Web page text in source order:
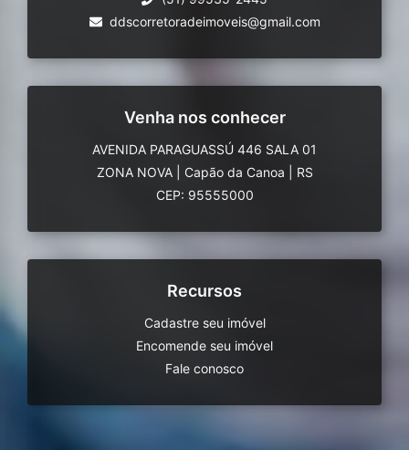
ddscorretoradeimoveis@gmail.com
Venha nos conhecer
AVENIDA PARAGUASSÚ 446 SALA 01
ZONA NOVA
Capão da Canoa
RS
CEP: 95555000
Recursos
Cadastre seu imóvel
Encomende seu imóvel
Fale conosco